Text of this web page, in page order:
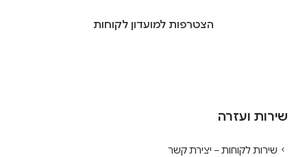
הצטרפות למועדון לקוחות
שירות ועזרה
שירות לקוחות – יצירת קשר